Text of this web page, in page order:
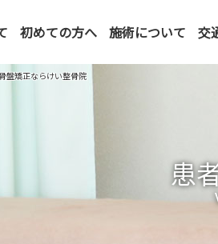
盤矯正ならけい整骨院
初めての方へ 施術について 交
患